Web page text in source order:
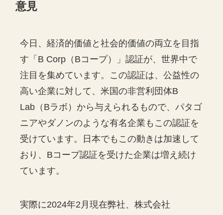
意見
今日、経済的価値と社会的価値の両立を目指
す「B Corp（Bコープ）」認証が、世界中で
注目を集めています。この認証は、公益性の
高い企業に対して、米国の非営利団体B
Lab（Bラボ）から与えられるもので、パタゴ
ニアやダノンのような有名企業もこの認証を
受けています。日本でもこの動きは加速して
おり、Bコープ認証を受けた企業は増え続け
ています。
実際に2024年2月現在弊社、株式会社